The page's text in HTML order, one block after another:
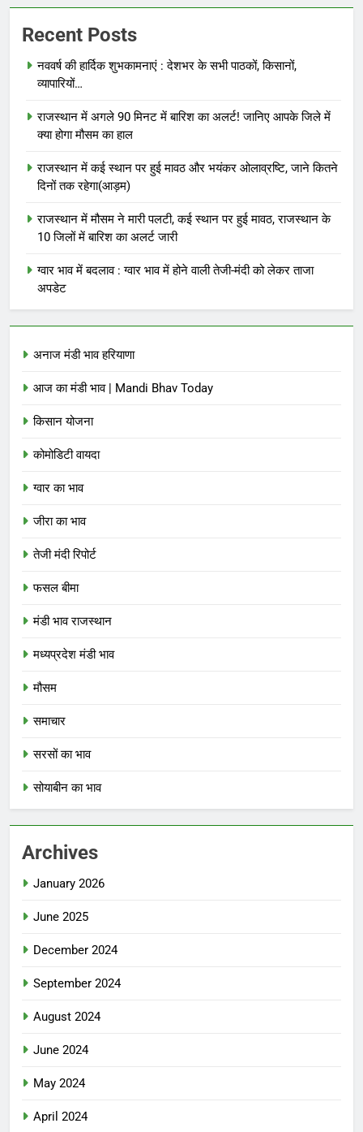
Recent Posts
नववर्ष की हार्दिक शुभकामनाएं : देशभर के सभी पाठकों, किसानों,
व्यापारियों…
राजस्थान में अगले 90 मिनट में बारिश का अलर्ट! जानिए आपके जिले में
क्या होगा मौसम का हाल
राजस्थान में कई स्थान पर हुई मावठ और भयंकर ओलाव्रष्टि, जाने कितने
दिनों तक रहेगा(आड़म)
राजस्थान में मौसम ने मारी पलटी, कई स्थान पर हुई मावठ, राजस्थान के
10 जिलों में बारिश का अलर्ट जारी
ग्वार भाव में बदलाव : ग्वार भाव में होने वाली तेजी-मंदी को लेकर ताजा
अपडेट
अनाज मंडी भाव हरियाणा
आज का मंडी भाव | Mandi Bhav Today
किसान योजना
कोमोडिटी वायदा
ग्वार का भाव
जीरा का भाव
तेजी मंदी रिपोर्ट
फसल बीमा
मंडी भाव राजस्थान
मध्यप्रदेश मंडी भाव
मौसम
समाचार
सरसों का भाव
सोयाबीन का भाव
Archives
January 2026
June 2025
December 2024
September 2024
August 2024
June 2024
May 2024
April 2024